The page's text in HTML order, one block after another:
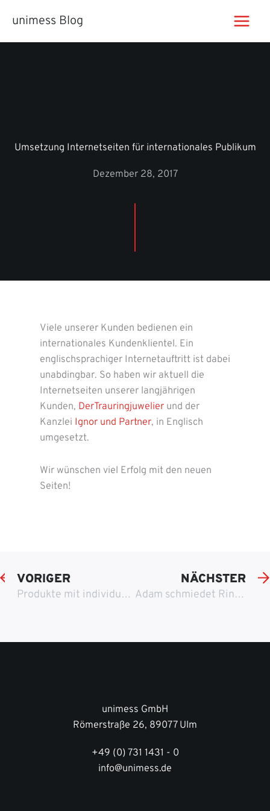
Inhaltunimess Blog
Umsetzung Internetseiten für internationales Publikum
Dezember 28, 2017
Viele unserer Kunden bedienen ein
internationales Kundenklientel. Ein
englischsprachiger Internetauftritt ist dabei
unabdingbar. So haben wir aktuell die
Internetseiten unserer langjährigen
Kunden, DerTrauringjuwelier und der
Kanzlei Ignor und Partner, in Englisch
umgesetzt.
Wir wünschen viel Erfolg mit den neuen
Seiten!
VORIGER
Produkte mit individuellen Transportbedürfnissen? Mountain Cases hat die passende Lösung!
NÄCHSTER
Adam schmiedet Ringe für seine Eva
unimess GmbH
Römerstraße 26, 89077 Ulm
+49 (0) 731 1431 - 0
info@unimess.de